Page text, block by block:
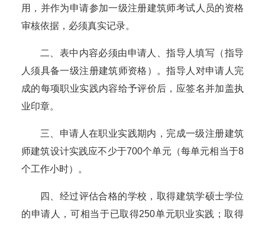
用，并作为申请参加一级注册建筑师考试人员的资格
审核依据，必须真实记录。
二、表中内容必须由申请人、指导人填写（指导
人须具备一级注册建筑师资格）。指导人对申请人完
成的每项职业实践内容给予评价后，应签名并加盖执
业印章。
三、申请人在职业实践期内，完成一级注册建筑
师建筑设计实践应不少于700个单元（每单元相当于8
个工作小时）。
四、经过评估合格的学校，取得建筑学硕士学位
的申请人，可相当于已取得250单元职业实践；取得